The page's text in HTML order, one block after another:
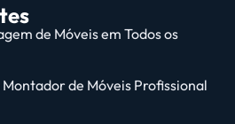
de Móveis em Todos os
de Móveis Profissional